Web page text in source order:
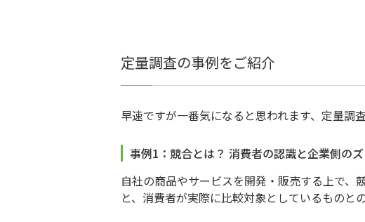
定量調査の事例をご紹介
早速ですが一番気になると思われます、定量調
事例1：競合とは？ 消費者の認識と企業側の
自社の商品やサービスを開発・販売する上で
と、消費者が実際に比較対象としているものと